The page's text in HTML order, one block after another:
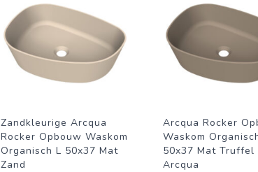
Zandkleurige Arcqua
Rocker Opbouw Waskom
Organisch L 50x37 Mat
Zand
Arcqua Rocker
Waskom
50x37 Mat Truffel
Arcqua